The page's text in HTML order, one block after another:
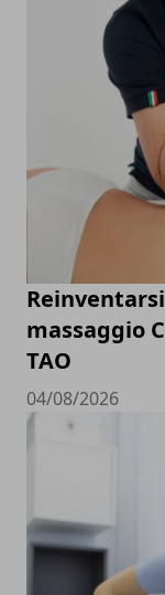
massaggio
TAO
04/08/2026